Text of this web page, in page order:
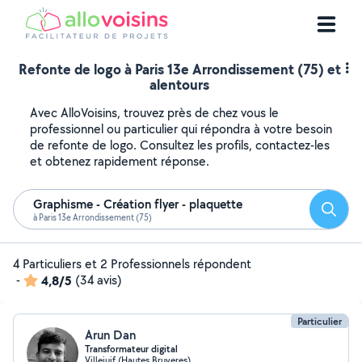
Refonte de logo à Paris 13e Arrondissement (75) et
alentours
Avec AlloVoisins, trouvez près de chez vous le
professionnel ou particulier qui répondra à votre besoin
de refonte de logo. Consultez les profils, contactez-les
et obtenez rapidement réponse.
Graphisme - Création flyer - plaquette
à Paris 13e Arrondissement (75)
4 Particuliers et 2 Professionnels répondent
-
4,8/5 (34 avis)
Particulier
Arun Dan
Transformateur digital